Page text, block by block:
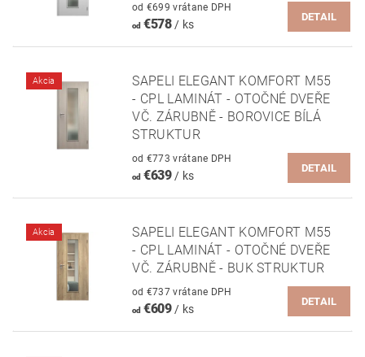
od €699 vrátane DPH
od€578 / ks
DETAIL
Akcia
SAPELI ELEGANT KOMFORT M55
- CPL LAMINÁT - OTOČNÉ DVEŘE
VČ. ZÁRUBNĚ - BOROVICE BÍLÁ
STRUKTUR
od €773 vrátane DPH
od€639 / ks
DETAIL
Akcia
SAPELI ELEGANT KOMFORT M55
- CPL LAMINÁT - OTOČNÉ DVEŘE
VČ. ZÁRUBNĚ - BUK STRUKTUR
od €737 vrátane DPH
od€609 / ks
DETAIL